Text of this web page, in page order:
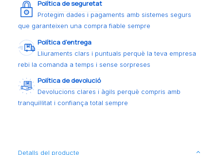
Política de seguretat
Protegim dades i pagaments amb sistemes segurs
que garanteixen una compra fiable sempre
Política d’entrega
Lliuraments clars i puntuals perquè la teva empresa
rebi la comanda a temps i sense sorpreses
Política de devolució
Devolucions clares i àgils perquè compris amb
tranquil·litat i confiança total sempre
Detalls del producte